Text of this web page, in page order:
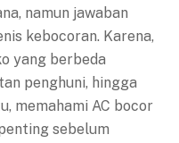
namun jawaban
kebocoran. Karena,
yang berbeda
penghuni, hingga
memahami AC bocor
sebelum